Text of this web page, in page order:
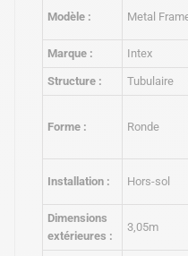
Modèle : Metal
Marque : Intex
Structure : Tubulaire
Forme : Ronde
Installation : Hors-sol
Dimensions
extérieures :
3,05m